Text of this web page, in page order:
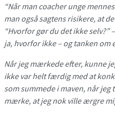
“Når man coacher unge
man også sagtens risikere, at
“Hvorfor gør du det ikke selv?”
ja, hvorfor ikke – og tanken om
Når jeg mærkede efter, kunne
ikke var helt færdig med at
som summede i maven, når
mærke, at jeg nok ville ærgre